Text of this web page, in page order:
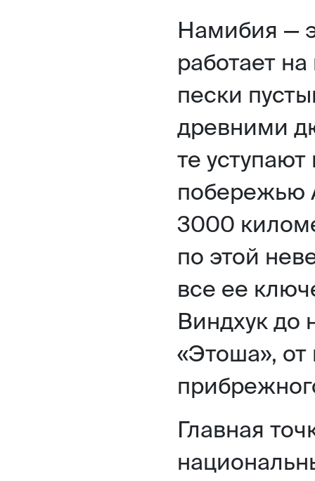
Намибия —
работает
пески
древними
те
побережью
3000
по этой
все ее
Виндхук до
«Этоша», от
Главная